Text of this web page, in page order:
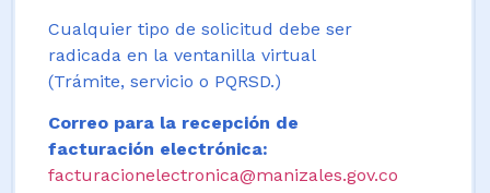
Cualquier tipo de solicitud debe ser
radicada en la ventanilla virtual
(Trámite, servicio o PQRSD.)
Correo para la recepción de
facturación electrónica:
facturacionelectronica@manizales.gov.co